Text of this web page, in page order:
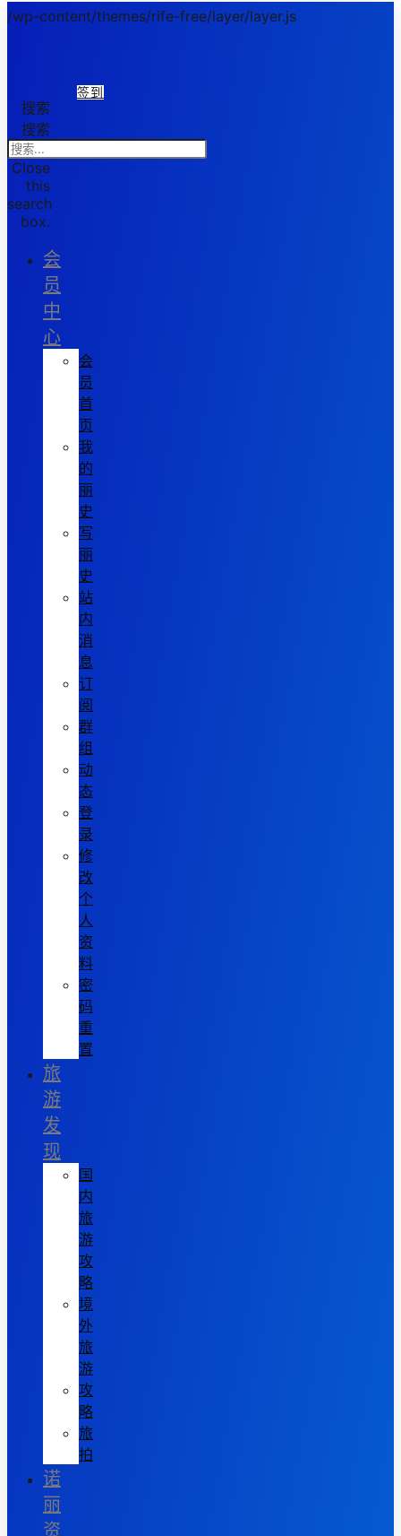
/wp-content/themes/rife-free/layer/layer.js
签到
搜索
搜索
Close
this
search
box.
会
员
中
心
会
员
首
页
我
的
丽
史
写
丽
史
站
内
消
息
订
阅
群
组
动
态
登
录
修
改
个
人
资
料
密
码
重
置
旅
游
发
现
国
内
旅
游
攻
略
境
外
旅
游
攻
略
旅
拍
诺
丽
资